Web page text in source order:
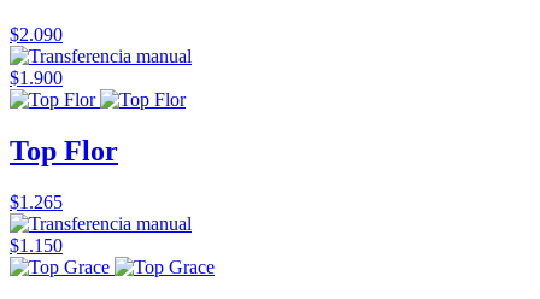
$2.090
$1.900
Top Flor
$1.265
$1.150